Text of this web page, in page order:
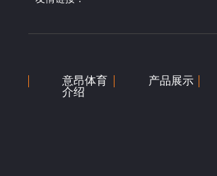
意昂体育
介绍
产品展示